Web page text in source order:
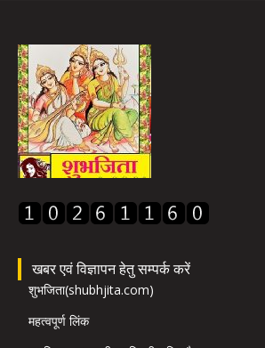
खबर एवं विज्ञापन हेतु सम्पर्क करें
शुभजिता(shubhjita.com)
महत्वपूर्ण लिंक